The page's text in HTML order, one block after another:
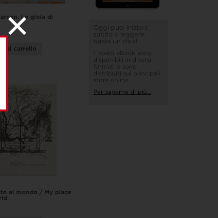
La gioia di
al carrello
al mondo / My place
Oggi puoi iniziare
subito a leggere:
basta un click!
I nostri eBook sono
disponibili in diversi
formati e sono
distribuiti sui principali
store online
Per saperne di più...